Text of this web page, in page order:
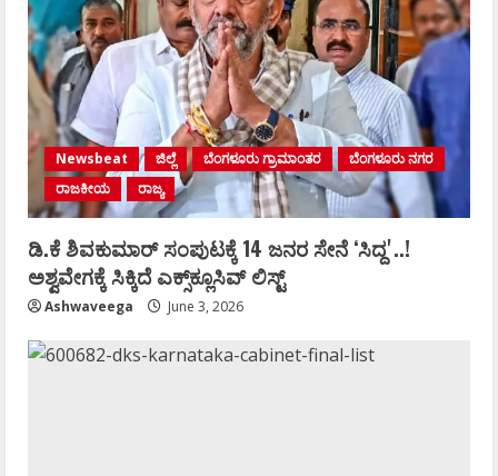
Newsbeat ಜಿಲ್ಲೆ ಬೆಂಗಳೂರು ಗ್ರಾಮಾಂತರ
ಬೆಂಗಳೂರು ನಗರ
ರಾಜಕೀಯ
ರಾಜ್ಯ
ಡಿ.ಕೆ ಶಿವಕುಮಾರ್‌ ಸಂಪುಟಕ್ಕೆ 14 ಜನರ ಸೇನೆ ʻಸಿದ್ದʼ..!
ಅಶ್ವವೇಗಕ್ಕೆ ಸಿಕ್ಕಿದೆ ಎಕ್ಸ್‌ಕ್ಲೂಸಿವ್‌ ಲಿಸ್ಟ್‌
Ashwaveega June 3, 2026